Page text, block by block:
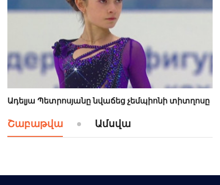
Ադելյա Պետրոսյանը նվաճեց չեմպիոնի տիտղոսը
Շաբաթվա Ամսվա